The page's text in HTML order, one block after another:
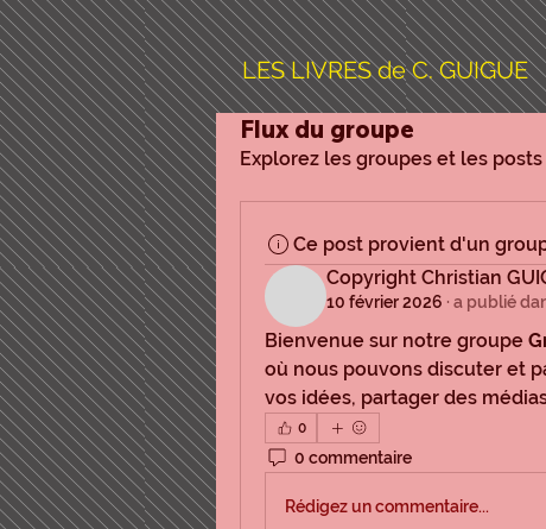
LES LIVRES de C. GUIGUE
Flux du groupe
Explorez les groupes et les
Ce post provient d'un
Copyright Christian
10 février 2026 · a publié
Bienvenue sur notre groupe
où nous pouvons discuter et
vos idées, partager des
0
0 commentaire
Rédigez un commentaire...